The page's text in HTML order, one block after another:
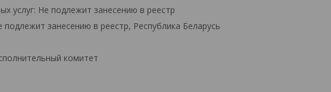
услуг: Не подлежит занесению в реестр
занесению в реестр, Республика Беларусь
комитет